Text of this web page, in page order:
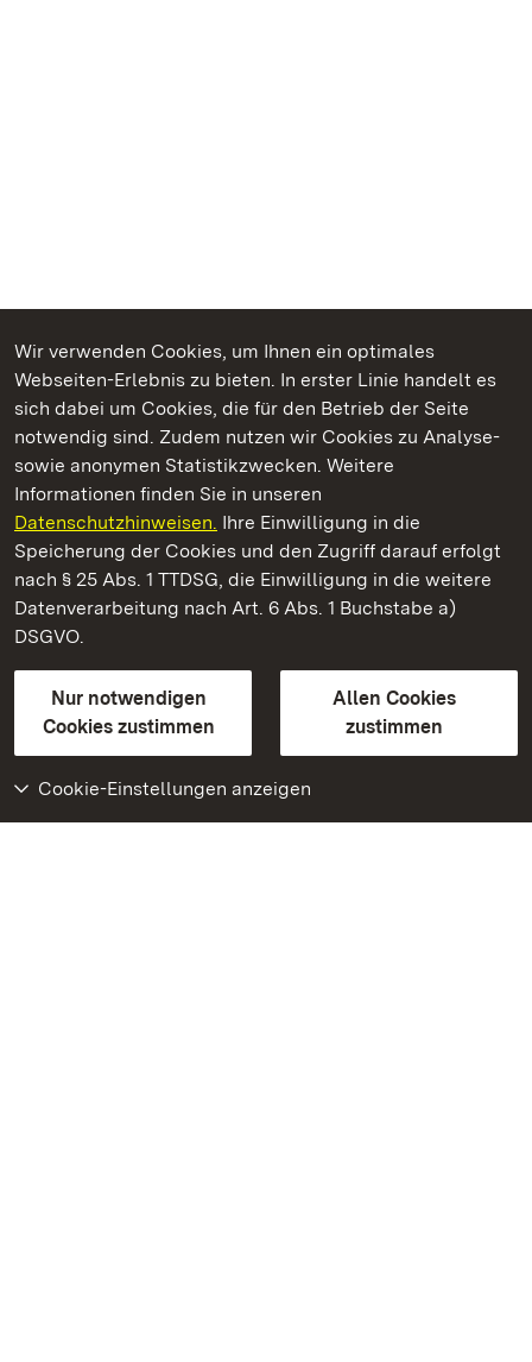
Wir verwenden Cookies, um Ihnen ein optimales
Webseiten-Erlebnis zu bieten. In erster Linie handelt es
sich dabei um Cookies, die für den Betrieb der Seite
notwendig sind. Zudem nutzen wir Cookies zu Analyse-
sowie anonymen Statistikzwecken. Weitere
Informationen finden Sie in unseren
Datenschutzhinweisen. Ihre Einwilligung in die
Speicherung der Cookies und den Zugriff darauf erfolgt
nach § 25 Abs. 1 TTDSG, die Einwilligung in die weitere
Datenverarbeitung nach Art. 6 Abs. 1 Buchstabe a)
DSGVO.
Nur notwendigen
Cookies zustimmen
Allen Cookies
zustimmen
Cookie-Einstellungen anzeigen
Kommen. Staunen. Genießen.
Kloster Schussenried
Staatliche Schlösser und Gärten Baden-Württemberg
Kontakt
GebärdenspracheLeichte Sprache
Erklärung zur Barrierefreiheit
BITV-konform (geprüfte Seiten)
Weiteres